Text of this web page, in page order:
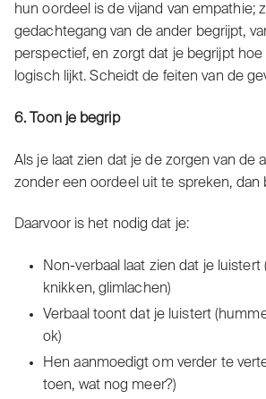
hun oordeel is de vijand van empathie;
gedachtegang van de ander begrijpt,
perspectief, en zorgt dat je begrijpt hoe
logisch lijkt. Scheidt de feiten van de
6. Toon je begrip
Als je laat zien dat je de zorgen van de
zonder een oordeel uit te spreken, dan
Daarvoor is het nodig dat je:
Non-verbaal laat zien dat je
knikken, glimlachen)
Verbaal toont dat je luistert
ok)
Hen aanmoedigt om verder te
toen, wat nog meer?)